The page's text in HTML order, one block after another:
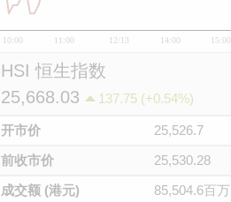
10:00 11:00 12/13 14:00 15:00
HSI 恒生指数
25,668.03
137.75 (+0.54%)
开市价
25,526.7
前收市价
25,530.28
成交额 (港元)
85,504.6百万